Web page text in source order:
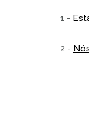
1 -
2 -